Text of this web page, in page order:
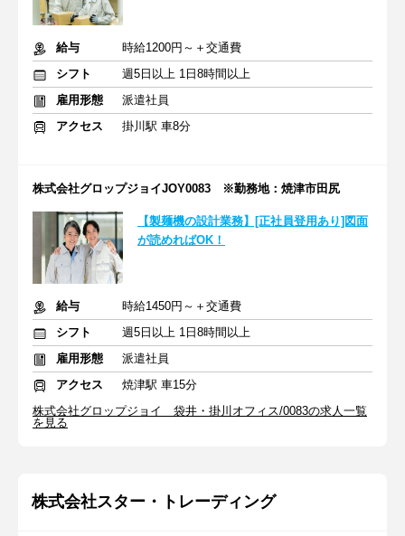
給与
時給1200円～＋交通費
シフト
週5日以上 1日8時間以上
雇用形態
派遣社員
アクセス
掛川駅 車8分
株式会社グロップジョイJOY0083 ※勤務地：焼津市田尻
【製麺機の設計業務】[正社員登用あり]図面
が読めればOK！
給与
時給1450円～＋交通費
シフト
週5日以上 1日8時間以上
雇用形態
派遣社員
アクセス
焼津駅 車15分
株式会社グロップジョイ 袋井・掛川オフィス/0083の求人一覧
を見る
株式会社スター・トレーディング